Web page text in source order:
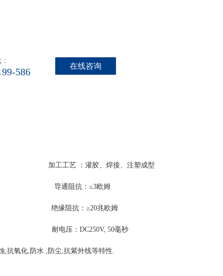
586
在线咨询
加工工艺 ：灌胶、焊接、注塑成型
阻抗：≤3欧姆
≥20兆欧姆
耐电压：DC250V, 50毫秒
抗氧化,防水 ,防尘,抗紫外线等特性.